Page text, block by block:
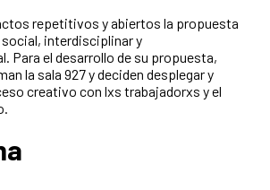
repetitivos y abiertos la propuesta
interdisciplinar y
Para el desarrollo de su propuesta,
la sala 927 y deciden desplegar y
creativo con lxs trabajadorxs y el